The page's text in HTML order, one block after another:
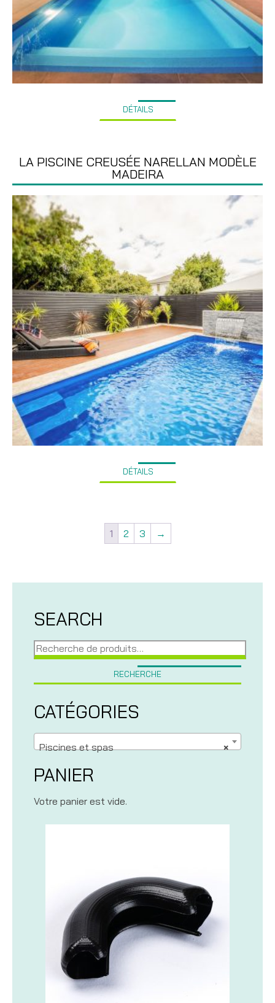
DÉTAILS
LA PISCINE CREUSÉE NARELLAN MODÈLE
MADEIRA
DÉTAILS
1 2 3 →
SEARCH
Recherche
pour :
RECHERCHE
CATÉGORIES
×
Piscines et spas
PANIER
Votre panier est vide.